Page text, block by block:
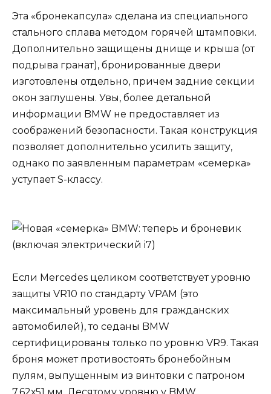
Эта «бронекапсула» сделана из специального
стального сплава методом горячей штамповки.
Дополнительно защищены днище и крыша (от
подрыва гранат), бронированные двери
изготовлены отдельно, причем задние секции
окон заглушены. Увы, более детальной
информации BMW не предоставляет из
соображений безопасности. Такая конструкция
позволяет дополнительно усилить защиту,
однако по заявленным параметрам «семерка»
уступает S-классу.
Если Mercedes целиком соответствует уровню
защиты VR10 по стандарту VPAM (это
максимальный уровень для гражданских
автомобилей), то седаны BMW
сертифицированы только по уровню VR9. Такая
броня может противостоять бронебойным
пулям, выпущенным из винтовки с патроном